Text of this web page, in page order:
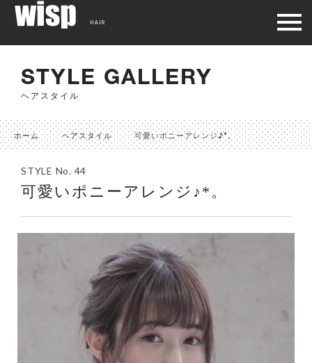
STYLE GALLERY
ヘアスタイル
ホーム ヘアスタイル 可愛いポニーアレンジ♪*。
STYLE No. 44
可愛いポニーアレンジ♪*。
HAIR